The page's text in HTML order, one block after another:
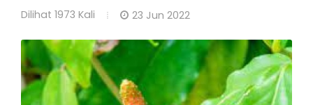
Dilihat 1973 Kali 23 Jun 2022